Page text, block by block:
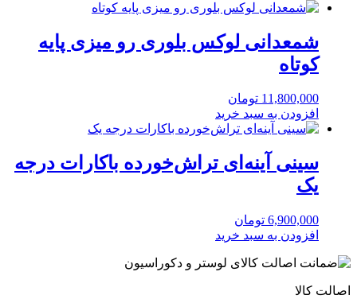
شمعدانی لوکس بلوری رو میزی پایه
کوتاه
11,800,000 تومان
افزودن به سبد خرید
سینی آینه‌ای تراش‌خورده باکارات درجه
یک
6,900,000 تومان
افزودن به سبد خرید
اصالت کالا